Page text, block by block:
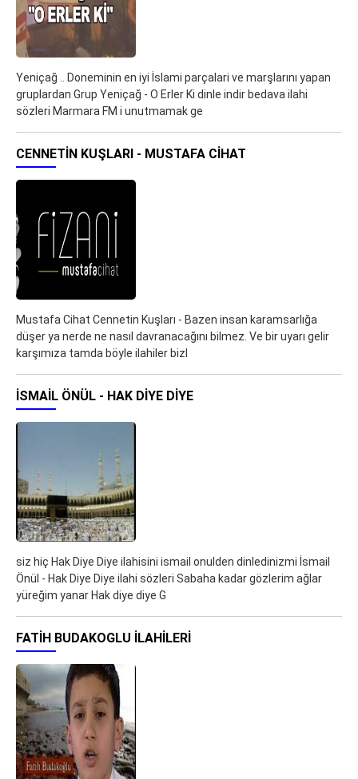
Yeniçağ .. Doneminin en iyi İslami parçalari ve marşlarını yapan
gruplardan Grup Yeniçağ - O Erler Ki dinle indir bedava ilahi
sözleri Marmara FM i unutmamak ge
CENNETIN KUŞLARI - MUSTAFA CIHAT
Mustafa Cihat Cennetin Kuşları - Bazen insan karamsarlığa
düşer ya nerde ne nasıl davranacağını bilmez. Ve bir uyarı gelir
karşımıza tamda böyle ilahiler bizl
İSMAIL ÖNÜL - HAK DIYE DIYE
siz hiç Hak Diye Diye ilahisini ismail onulden dinledinizmi İsmail
Önül - Hak Diye Diye ilahi sözleri Sabaha kadar gözlerim ağlar
yüreğim yanar Hak diye diye G
FATIH BUDAKOGLU ILAHILERI